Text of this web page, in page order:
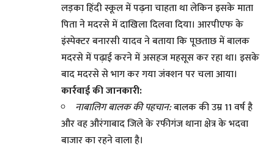
लड़का हिंदी स्कूल में पढ़ना चाहता था लेकिन इसके माता
पिता ने मदरसे में दाखिला दिलवा दिया। आरपीएफ के
इंस्पेक्टर बनारसी यादव ने बताया कि पूछताछ में बालक
मदरसे में पढ़ाई करने में असहज महसूस कर रहा था। इसके
बाद मदरसे से भाग कर गया जंक्शन पर चला आया।
कार्रवाई की जानकारी:
नाबालिग बालक की पहचान:बालक की उम्र 11 वर्ष है
और वह औरंगाबाद जिले के रफीगंज थाना क्षेत्र के भदवा
बाजार का रहने वाला है।